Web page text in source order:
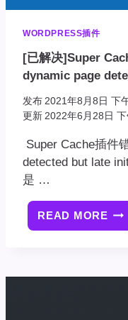
WORDPRESS插件
[已解决]Super
dynamic page
发布 2021年8月8日 下
更新 2022年6月28日
Super Cache插件
detected but late
是 …
READ MORE [已
解
插